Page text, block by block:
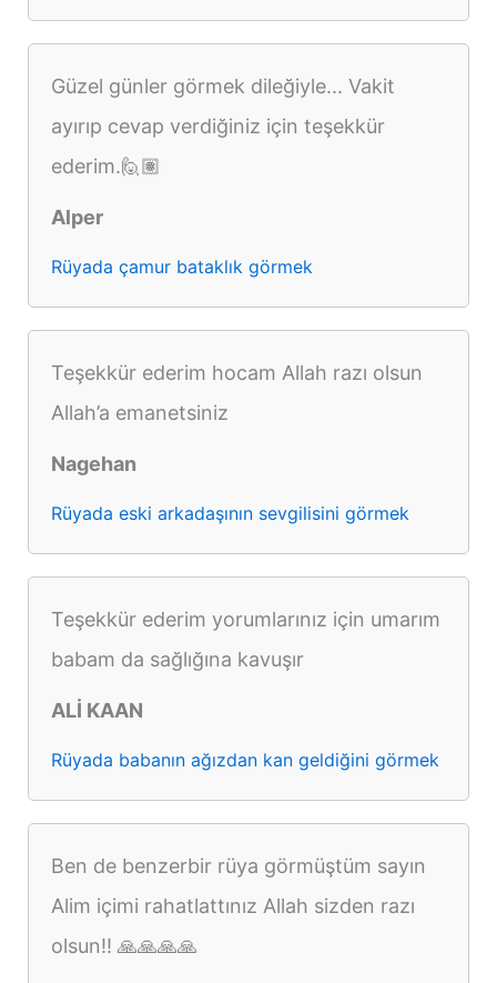
Güzel günler görmek dileğiyle... Vakit
ayırıp cevap verdiğiniz için teşekkür
ederim.🙋🏽
Alper
Rüyada çamur bataklık görmek
Teşekkür ederim hocam Allah razı olsun
Allah’a emanetsiniz
Nagehan
Rüyada eski arkadaşının sevgilisini görmek
Teşekkür ederim yorumlarınız için umarım
babam da sağlığına kavuşır
ALİ KAAN
Rüyada babanın ağızdan kan geldiğini görmek
Ben de benzerbir rüya görmüştüm sayın
Alim içimi rahatlattınız Allah sizden razı
olsun!! 🙏🙏🙏🙏